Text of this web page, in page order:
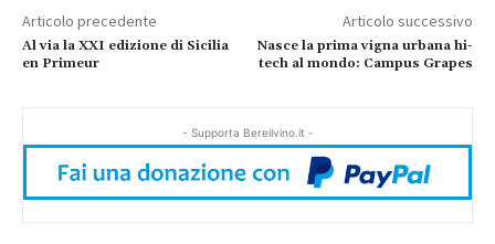
Articolo precedente
Al via la XXI edizione di Sicilia
en Primeur
Articolo successivo
Nasce la prima vigna urbana hi-
tech al mondo: Campus Grapes
- Supporta Bereilvino.it -